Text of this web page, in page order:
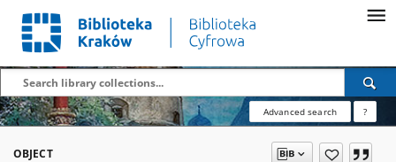
Advanced search ?
OBJECT